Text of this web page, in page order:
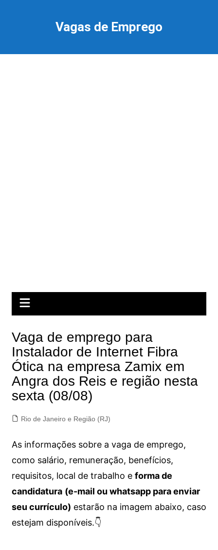
Vagas de Emprego
Vaga de emprego para
Instalador de Internet Fibra
Ótica na empresa Zamix em
Angra dos Reis e região nesta
sexta (08/08)
Rio de Janeiro e Região (RJ)
As informações sobre a vaga de emprego,
como salário, remuneração, benefícios,
requisitos, local de trabalho e forma de
candidatura (e-mail ou whatsapp para enviar
seu currículo) estarão na imagem abaixo, caso
estejam disponíveis.👇